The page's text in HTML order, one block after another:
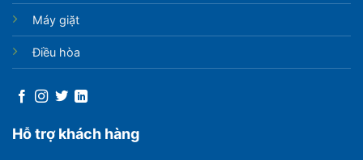
Máy giặt
Điều hòa
Hỗ trợ khách hàng